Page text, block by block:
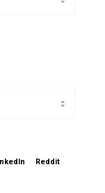
Reddit